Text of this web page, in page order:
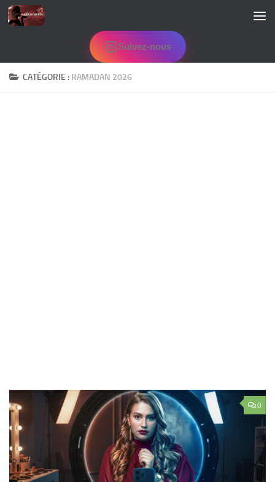
Skip to content
Suivez-nous
CATÉGORIE : RAMADAN 2026
0